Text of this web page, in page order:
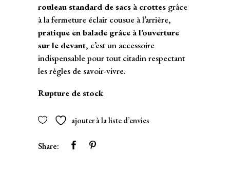
rouleau standard de sacs à crottes grâce
à la fermeture éclair cousue à l’arrière,
pratique en balade grâce à l’ouverture
sur le devant, c’est un accessoire
indispensable pour tout citadin respectant
les règles de savoir-vivre.
Rupture de stock
ajouter à la liste d’envies
Share: